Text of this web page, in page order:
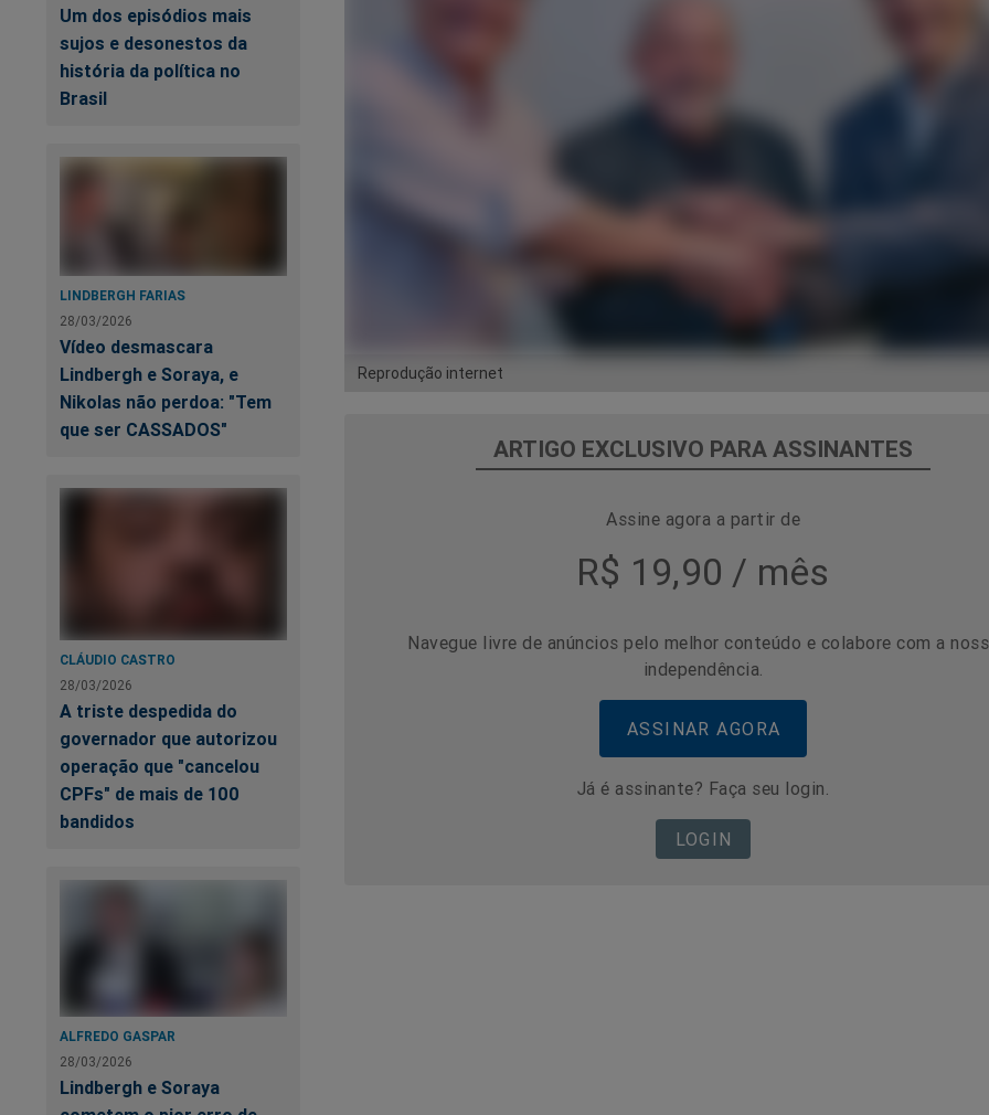
Um dos episódios mais
sujos e desonestos da
história da política no
Brasil
LINDBERGH FARIAS
28/03/2026
Vídeo desmascara
Lindbergh e Soraya, e
Nikolas não perdoa: "Tem
que ser CASSADOS"
CLÁUDIO CASTRO
28/03/2026
A triste despedida do
governador que autorizou
operação que "cancelou
CPFs" de mais de 100
bandidos
ALFREDO GASPAR
28/03/2026
Lindbergh e Soraya
Reprodução internet
ARTIGO EXCLUSIVO PARA ASSINANTES
Assine agora a partir de
R$ 19,90 / mês
Navegue livre de anúncios pelo melhor conteúdo e colabore com a
independência.
ASSINAR AGORA
Já é assinante? Faça seu login.
LOGIN